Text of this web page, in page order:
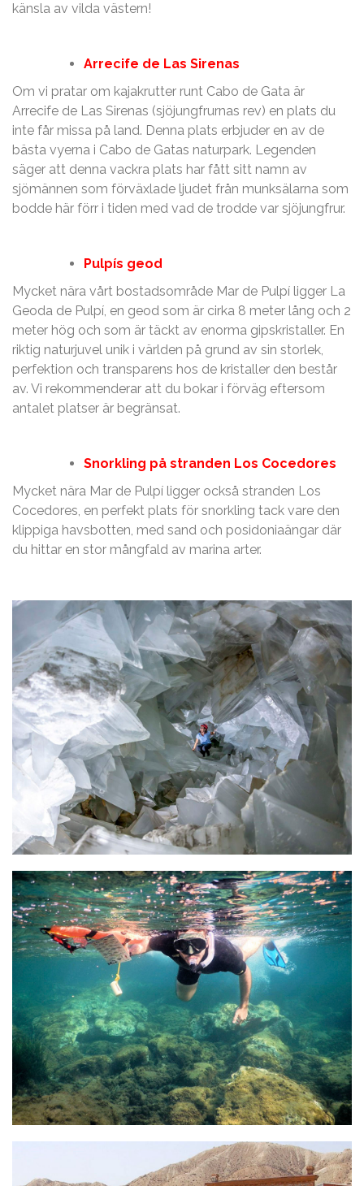
känsla av vilda västern!
Arrecife de Las Sirenas
Om vi pratar om kajakrutter runt Cabo de Gata är
Arrecife de Las Sirenas (sjöjungfrurnas rev) en plats du
inte får missa på land. Denna plats erbjuder en av de
bästa vyerna i Cabo de Gatas naturpark. Legenden
säger att denna vackra plats har fått sitt namn av
sjömännen som förväxlade ljudet från munksälarna som
bodde här förr i tiden med vad de trodde var sjöjungfrur.
Pulpís geod
Mycket nära vårt bostadsområde Mar de Pulpí ligger La
Geoda de Pulpí, en geod som är cirka 8 meter lång och 2
meter hög och som är täckt av enorma gipskristaller. En
riktig naturjuvel unik i världen på grund av sin storlek,
perfektion och transparens hos de kristaller den består
av. Vi rekommenderar att du bokar i förväg eftersom
antalet platser är begränsat.
Snorkling på stranden Los Cocedores
Mycket nära Mar de Pulpí ligger också stranden Los
Cocedores, en perfekt plats för snorkling tack vare den
klippiga havsbotten, med sand och posidoniaängar där
du hittar en stor mångfald av marina arter.